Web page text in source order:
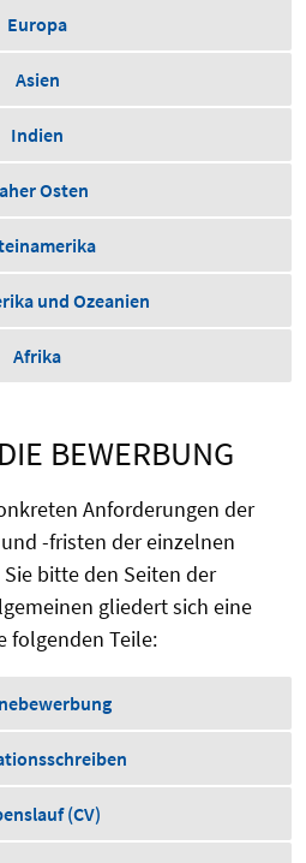
Europa
Asien
Indien
Osten
und Ozeanien
Afrika
BEWERBUNG
Anforderungen der
-fristen der einzelnen
bitte den Seiten der
gliedert sich eine
folgenden Teile:
(CV)